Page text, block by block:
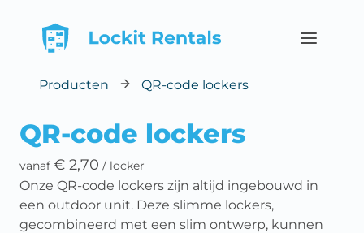
Producten QR-code lockers
QR-code lockers
vanaf € 2,70 / locker
Onze QR-code lockers zijn altijd ingebouwd in
een outdoor unit. Deze slimme lockers,
gecombineerd met een slim ontwerp, kunnen